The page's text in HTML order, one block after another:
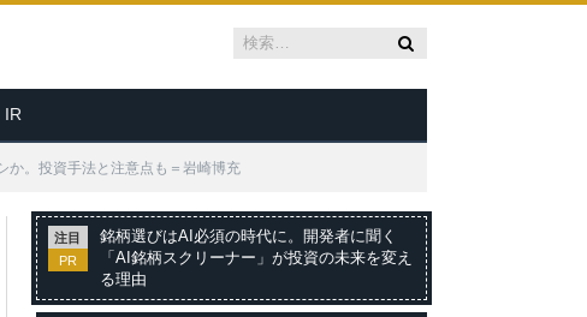
IR
か。投資手法と注意点も＝岩崎博充
注目
PR
銘柄選びはAI必須の時代に。開発者に聞く
「AI銘柄スクリーナー」が投資の未来を変え
る理由